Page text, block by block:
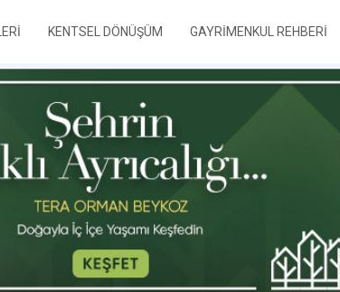
KENTSEL DÖNÜŞÜM GAYRİMENKUL REHBERİ